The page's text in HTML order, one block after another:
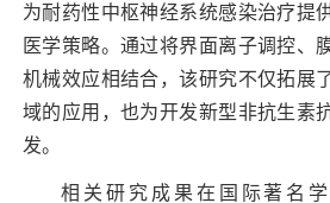
为耐药性中枢神经系统感染治疗提
医学策略。通过将界面离子调控、
机械效应相结合，该研究不仅拓展
域的应用，也为开发新型非抗生素
发。
相关研究成果在国际著名